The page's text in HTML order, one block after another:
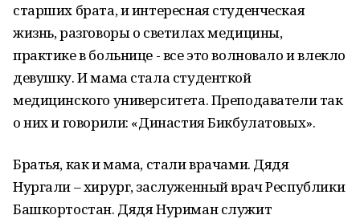
старших брата, и интересная студенческая
жизнь, разговоры о светилах медицины,
практике в больнице - все это волновало и влекло
девушку. И мама стала студенткой
медицинского университета. Преподаватели так
о них и говорили: «Династия Бикбулатовых».
Братья, как и мама, стали врачами. Дядя
Нургали – хирург, заслуженный врач Республики
Башкортостан. Дядя Нуриман служит